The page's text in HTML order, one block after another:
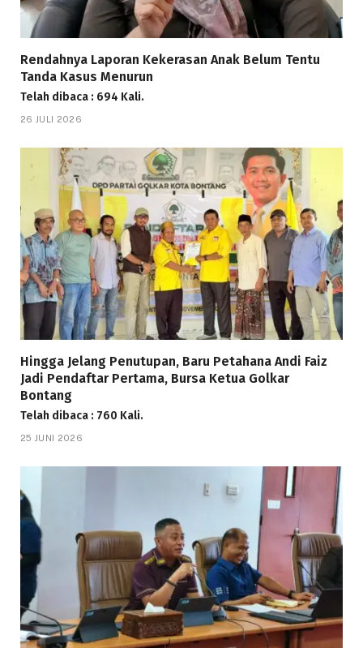
Rendahnya Laporan Kekerasan Anak Belum Tentu
Tanda Kasus Menurun
Telah dibaca : 694 Kali.
26 JULI 2026
Hingga Jelang Penutupan, Baru Petahana Andi Faiz
Jadi Pendaftar Pertama, Bursa Ketua Golkar
Bontang
Telah dibaca : 760 Kali.
25 JUNI 2026